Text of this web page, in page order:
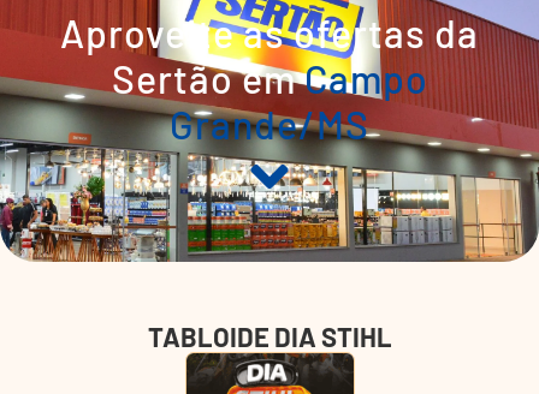
Aproveite as ofertas da
Sertão emCampo
Grande/MS
TABLOIDE DIA STIHL